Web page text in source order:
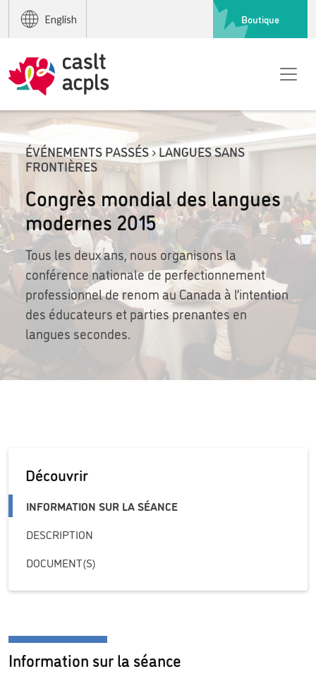
English Boutique
ÉVÉNEMENTS PASSÉS › LANGUES SANS
FRONTIÈRES
Congrès mondial des langues
modernes 2015
Tous les deux ans, nous organisons la
conférence nationale de perfectionnement
professionnel de renom au Canada à l’intention
des éducateurs et parties prenantes en
langues secondes.
Découvrir
INFORMATION SUR LA SÉANCE
DESCRIPTION
DOCUMENT(S)
Information sur la séance